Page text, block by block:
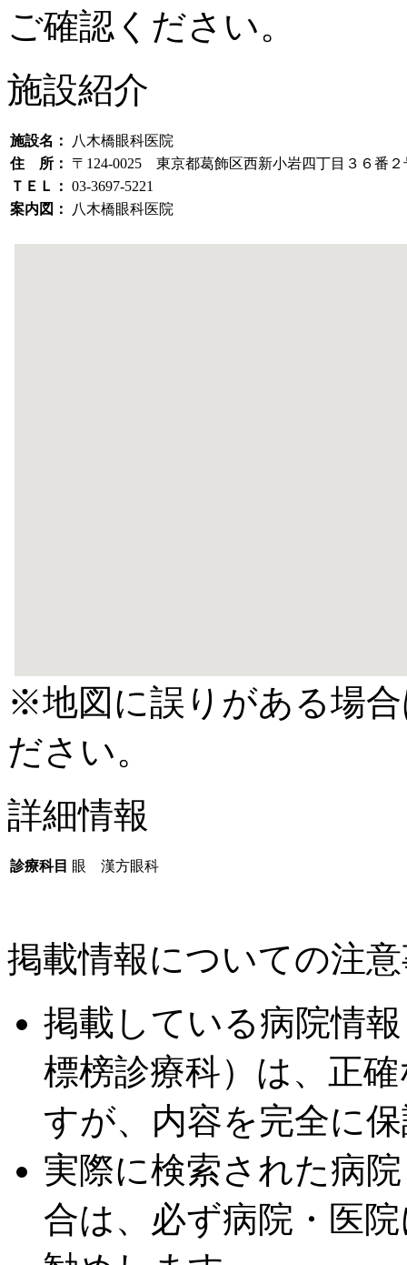
ご確認ください。
施設紹介
施設名：
八木橋眼科医院
住 所：
〒124-0025 東京都葛飾区西新小岩四丁目３６番２
ＴＥＬ： 03-3697-5221
案内図：
八木橋眼科医院
※地図に誤りがある場
ださい。
詳細情報
診療科目 眼 漢方眼科
掲載情報についての注
掲載している病院情
標榜診療科）は、正
すが、内容を完全に
実際に検索された病
合は、必ず病院・医